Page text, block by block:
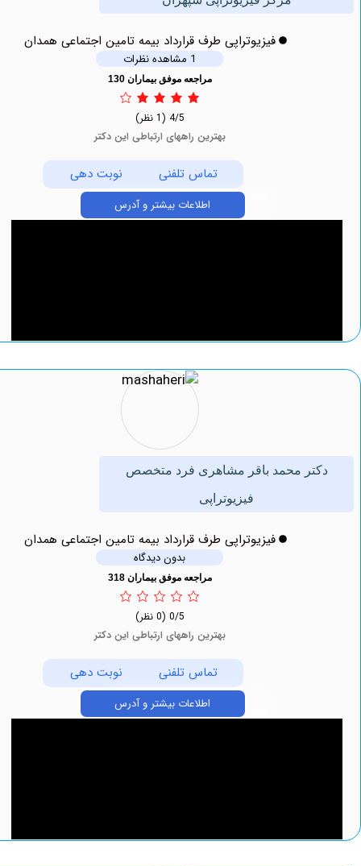
فیزیوتراپی طرف قرارداد بیمه تامین اجتماعی همدان
مراجعه موفق بیماران 130
بهترین راههای ارتباطی این دکتر
تماس تلفنی نوبت دهی
اطلاعات بیشتر و آدرس
محمد باقر مشاهری فرد متخصص
فیزیوتراپی
فیزیوتراپی طرف قرارداد بیمه تامین اجتماعی همدان
بدون دیدگاه
مراجعه موفق بیماران 318
بهترین راههای ارتباطی این دکتر
تماس تلفنی نوبت دهی
اطلاعات بیشتر و آدرس